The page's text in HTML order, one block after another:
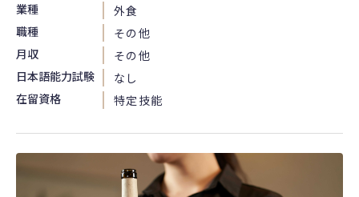
業種
外食
職種
その他
月収
その他
日本語能力試験
なし
在留資格
特定技能